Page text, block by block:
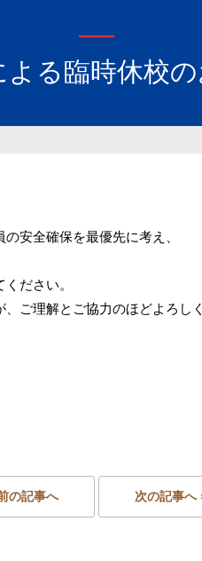
よる臨時休校
安全確保を最優先に考え、
ださい。
ご理解とご協力のほどよろし
の記事へ 次の記事へ